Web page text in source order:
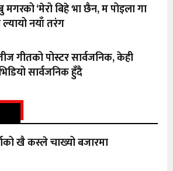
मगरको ‘मेरो बिहे भा छैन, म पोइला गा
नयाँ तरंग
गीतको पोस्टर सार्वजनिक, केही
सार्वजनिक हुँदै
खै कस्ले चाख्यो बजारमा